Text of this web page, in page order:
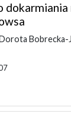
Bobrecka-